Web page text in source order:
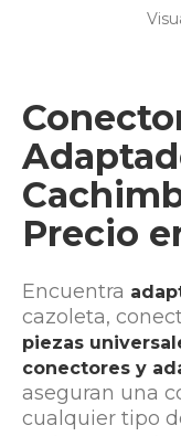
Precio
Encuentra
cazoleta,
piezas
conectores y
aseguran una
cualquier tipo